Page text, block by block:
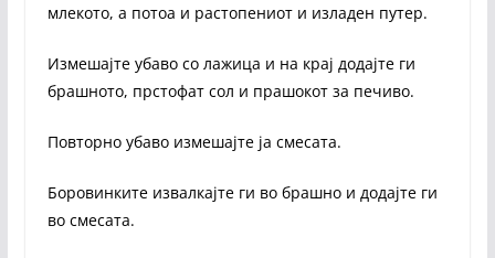
млекото, а потоа и растопениот и изладен путер.
Измешајте убаво со лажица и на крај додајте ги
брашното, прстофат сол и прашокот за печиво.
Повторно убаво измешајте ја смесата.
Боровинките извалкајте ги во брашно и додајте ги
во смесата.